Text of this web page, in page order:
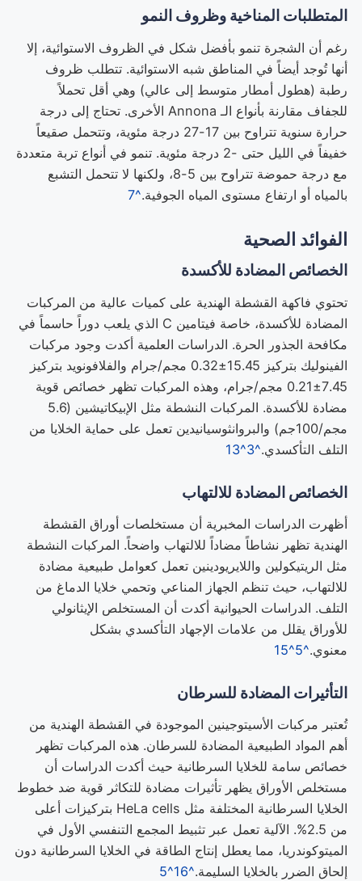
المتطلبات المناخية وظروف النمو
رغم أن الشجرة تنمو بأفضل شكل في الظروف الاستوائية، إلا
أنها تُوجد أيضاً في المناطق شبه الاستوائية. تتطلب ظروف
رطبة (هطول أمطار متوسط إلى عالي) وهي أقل تحملاً
للجفاف مقارنة بأنواع الـ Annona الأخرى. تحتاج إلى درجة
حرارة سنوية تتراوح بين 17-27 درجة مئوية، وتتحمل صقيعاً
خفيفاً في الليل حتى -2 درجة مئوية. تنمو في أنواع تربة متعددة
مع درجة حموضة تتراوح بين 5-8، ولكنها لا تتحمل التشبع
بالمياه أو ارتفاع مستوى المياه الجوفية.^7
الفوائد الصحية
الخصائص المضادة للأكسدة
تحتوي فاكهة القشطة الهندية على كميات عالية من المركبات
المضادة للأكسدة، خاصة فيتامين C الذي يلعب دوراً حاسماً في
مكافحة الجذور الحرة. الدراسات العلمية أكدت وجود مركبات
الفينوليك بتركيز 15.45±0.32 مجم/جرام والفلافونويد بتركيز
7.45±0.21 مجم/جرام، وهذه المركبات تظهر خصائص قوية
مضادة للأكسدة. المركبات النشطة مثل الإبيكاتيشين (5.6
مجم/100جم) والبروانثوسيانيدين تعمل على حماية الخلايا من
التلف التأكسدي.^3
^13
الخصائص المضادة للالتهاب
أظهرت الدراسات المخبرية أن مستخلصات أوراق القشطة
الهندية تظهر نشاطاً مضاداً للالتهاب واضحاً. المركبات النشطة
مثل الريتيكولين واللايريودينين تعمل كعوامل طبيعية مضادة
للالتهاب، حيث تنظم الجهاز المناعي وتحمي خلايا الدماغ من
التلف. الدراسات الحيوانية أكدت أن المستخلص الإيثانولي
للأوراق يقلل من علامات الإجهاد التأكسدي بشكل
معنوي.^5
^15
التأثيرات المضادة للسرطان
تُعتبر مركبات الأسيتوجينين الموجودة في القشطة الهندية من
أهم المواد الطبيعية المضادة للسرطان. هذه المركبات تظهر
خصائص سامة للخلايا السرطانية حيث أكدت الدراسات أن
مستخلص الأوراق يظهر تأثيرات مضادة للتكاثر قوية ضد خطوط
الخلايا السرطانية المختلفة مثل HeLa cells بتركيزات أعلى
من 2.5%. الآلية تعمل عبر تثبيط المجمع التنفسي الأول في
الميتوكوندريا، مما يعطل إنتاج الطاقة في الخلايا السرطانية دون
إلحاق الضرر بالخلايا السليمة.^16
^5